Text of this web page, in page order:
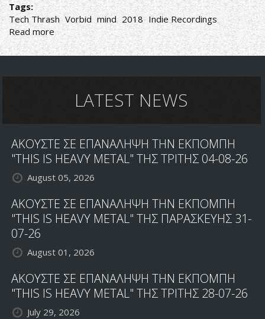
Tags:
Tech Thrash Vorbid mind 2018 Indie Recordings
Read more about
V
for
LATEST NEWS
ΑΚΟΥΣΤΕ ΣΕ ΕΠΑΝΑΛΗΨΗ ΤΗΝ ΕΚΠΟΜΠΗ
"THIS IS HEAVY METAL" ΤΗΣ ΤΡΙΤΗΣ 04-08-26
August 05, 2026
ΑΚΟΥΣΤΕ ΣΕ ΕΠΑΝΑΛΗΨΗ ΤΗΝ ΕΚΠΟΜΠΗ
"THIS IS HEAVY METAL" ΤΗΣ ΠΑΡΑΣΚΕΥΗΣ 31-
07-26
August 01, 2026
ΑΚΟΥΣΤΕ ΣΕ ΕΠΑΝΑΛΗΨΗ ΤΗΝ ΕΚΠΟΜΠΗ
"THIS IS HEAVY METAL" ΤΗΣ ΤΡΙΤΗΣ 28-07-26
July 29, 2026